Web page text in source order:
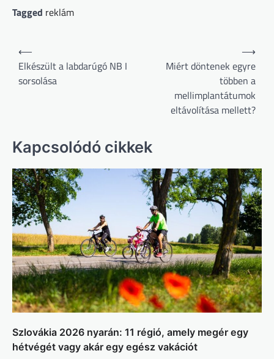
Tagged reklám
Bejegyzés
navigáció
⟵
Elkészült a labdarúgó NB I
sorsolása
Miért döntenek egyre
többen a
mellimplantátumok
eltávolítása mellett?
⟶
Kapcsolódó cikkek
Szlovákia 2026 nyarán: 11 régió, amely megér egy
hétvégét vagy akár egy egész vakációt